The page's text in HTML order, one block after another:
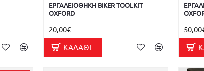
ΕΡΓΑΛΕΙΟΘΗΚΗ BIKER TOOLKIT
OXFORD
20,00€
ΚΑΛΆΘΙ